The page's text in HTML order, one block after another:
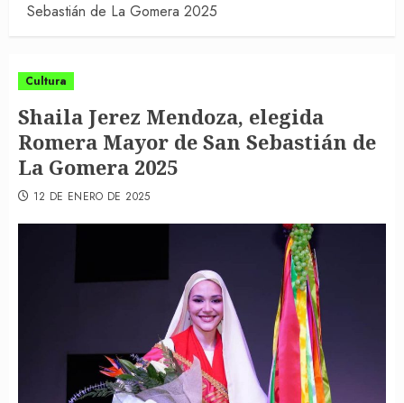
Sebastián de La Gomera 2025
Cultura
Shaila Jerez Mendoza, elegida
Romera Mayor de San Sebastián de
La Gomera 2025
12 DE ENERO DE 2025